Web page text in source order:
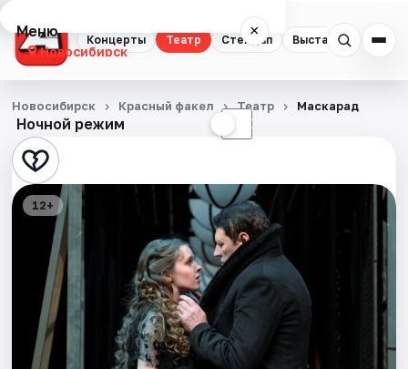
Концерты Театр Стендап Выставки
Меню ×
Новосибирск
Концерты
Театр
Стендап
Выставки
Квесты
Экскурсии
Спорт
Ночной режим ☾
Новосибирск Красный факел Театр Маскарад
12+